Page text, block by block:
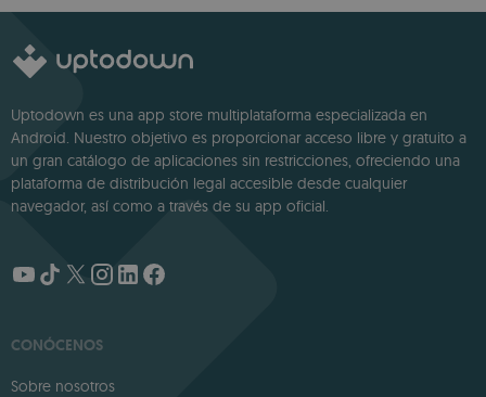
Uptodown es una app store multiplataforma especializada en
Android. Nuestro objetivo es proporcionar acceso libre y gratuito a
un gran catálogo de aplicaciones sin restricciones, ofreciendo una
plataforma de distribución legal accesible desde cualquier
navegador, así como a través de su app oficial.
CONÓCENOS
Sobre nosotros